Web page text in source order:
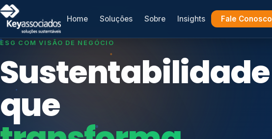
Home Soluções Sobre Insights Fale Conosco
SISTEMAS DE GESTÃO OTIMIZADOS E INTEGRADOS
Conformidade
que